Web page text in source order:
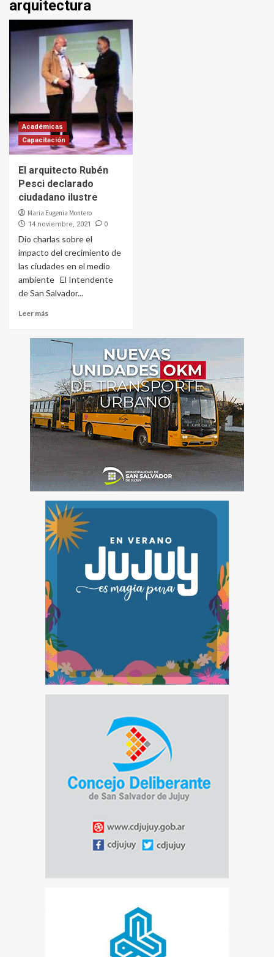
arquitectura
Académicas
Capacitación
El arquitecto Rubén
Pesci declarado
ciudadano ilustre
Maria Eugenia Montero
14 noviembre, 2021 0
Dio charlas sobre el
impacto del crecimiento de
las ciudades en el medio
ambiente El Intendente
de San Salvador...
Leer más